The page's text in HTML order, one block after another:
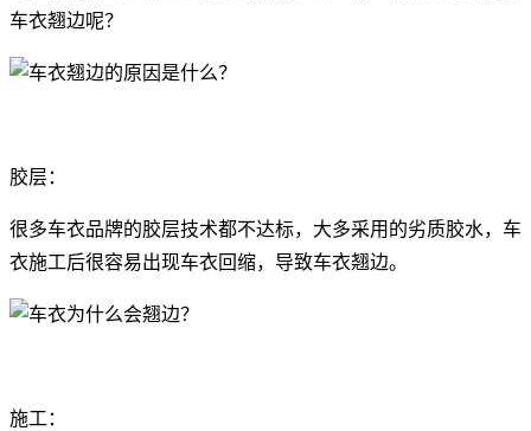
车衣翘边呢？
胶层：
很多车衣品牌的胶层技术都不达标，大多采用的劣质胶水，车
衣施工后很容易出现车衣回缩，导致车衣翘边。
施工：